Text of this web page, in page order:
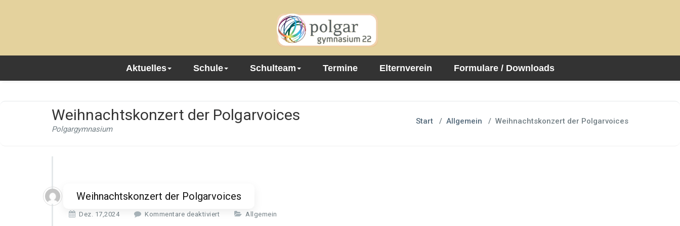
Aktuelles Schule Schulteam Termine Elternverein Formulare / Downloads
Weihnachtskonzert der Polgarvoices
Polgargymnasium
Start / Allgemein / Weihnachtskonzert der Polgarvoices
Weihnachtskonzert der Polgarvoices
Dez. 17,2024 Kommentare deaktiviert Allgemein